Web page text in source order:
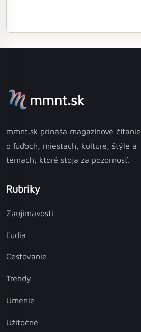
mmnt.sk
mmnt.sk prináša magazínové čítanie
o ľuďoch, miestach, kultúre, štýle a
témach, ktoré stoja za pozornosť.
Rubriky
Zaujímavosti
Ľudia
Cestovanie
Trendy
Umenie
Užitočné